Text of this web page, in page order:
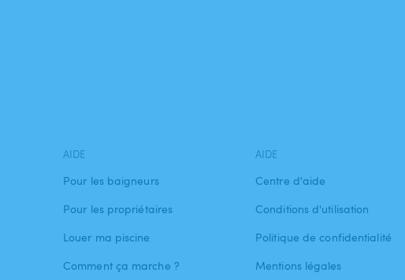
AIDE
Pour les baigneurs
Pour les propriétaires
Louer ma piscine
Comment ça marche ?
AIDE
Centre d'aide
Conditions d'utilisation
Politique de confidentialité
Mentions légales